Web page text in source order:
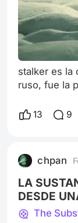
stalker es la
ruso, fue la
de gran
a igual que
sus guiones,
indiferente.
13 9
chpan
LA
DESDE
The